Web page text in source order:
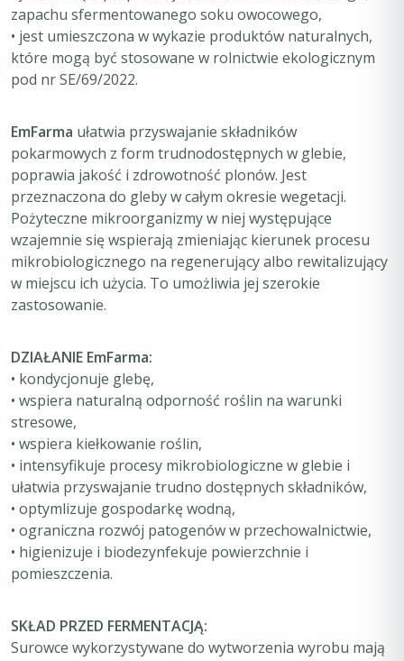
zapachu sfermentowanego soku owocowego,
• jest umieszczona w wykazie produktów naturalnych,
które mogą być stosowane w rolnictwie ekologicznym
pod nr SE/69/2022.
EmFarma ułatwia przyswajanie składników
pokarmowych z form trudnodostępnych w glebie,
poprawia jakość i zdrowotność plonów. Jest
przeznaczona do gleby w całym okresie wegetacji.
Pożyteczne mikroorganizmy w niej występujące
wzajemnie się wspierają zmieniając kierunek procesu
mikrobiologicznego na regenerujący albo rewitalizujący
w miejscu ich użycia. To umożliwia jej szerokie
zastosowanie.
DZIAŁANIE EmFarma:
• kondycjonuje glebę,
• wspiera naturalną odporność roślin na warunki
stresowe,
• wspiera kiełkowanie roślin,
• intensyfikuje procesy mikrobiologiczne w glebie i
ułatwia przyswajanie trudno dostępnych składników,
• optymlizuje gospodarkę wodną,
• ograniczna rozwój patogenów w przechowalnictwie,
• higienizuje i biodezynfekuje powierzchnie i
pomieszczenia.
SKŁAD PRZED FERMENTACJĄ:
Surowce wykorzystywane do wytworzenia wyrobu mają